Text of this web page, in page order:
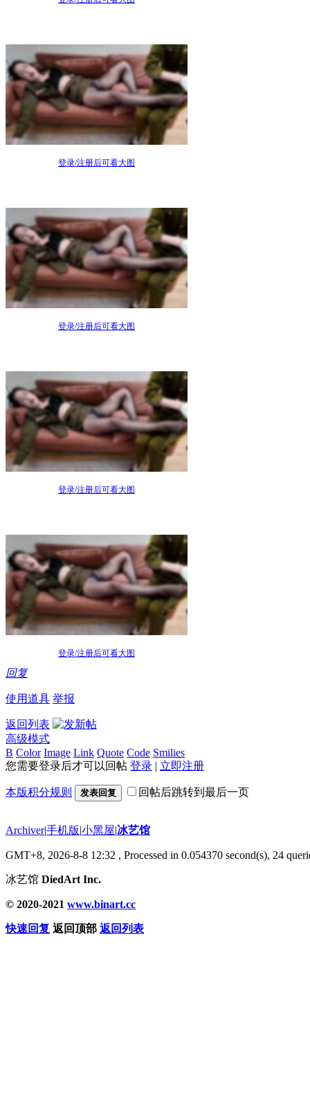
登录/注册后可看大图
登录/注册后可看大图
登录/注册后可看大图
登录/注册后可看大图
回复
使用道具 举报
返回列表
高级模式
B Color Image Link Quote Code Smilies
您需要登录后才可以回帖 登录 | 立即注册
本版积分规则 发表回复 回帖后跳转到最后一页
Archiver|手机版|小黑屋|冰艺馆
GMT+8, 2026-8-8 12:32 , Processed in 0.054370 second(s), 24
冰艺馆 DiedArt Inc.
© 2020-2021 www.binart.cc
快速回复 返回顶部 返回列表